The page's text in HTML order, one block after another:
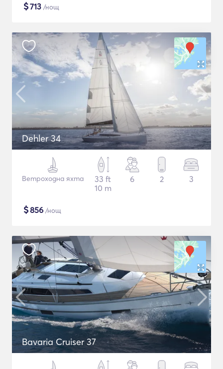
$713 /нощ
Dehler 34
Ветроходна яхта
33 ft
10 m
6 2 3
$856 /нощ
Bavaria Cruiser 37